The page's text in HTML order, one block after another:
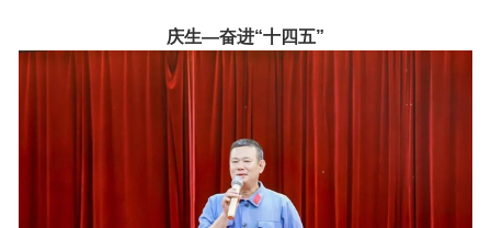
庆生—奋进“十四五”